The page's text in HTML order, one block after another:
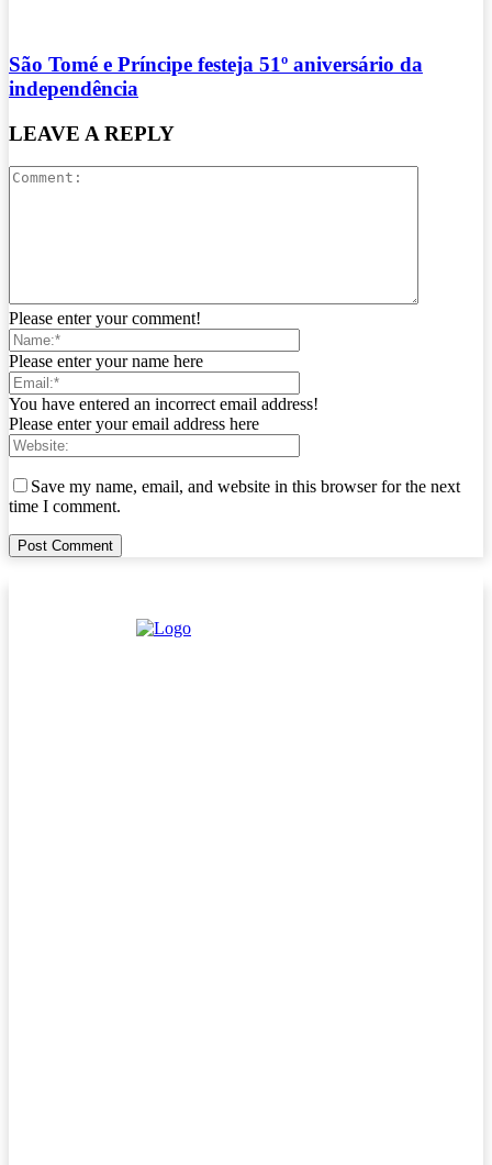
São Tomé e Príncipe festeja 51º aniversário da
independência
LEAVE A REPLY
Please enter your comment!
Please enter your name here
You have entered an incorrect email address!
Please enter your email address here
Save my name, email, and website in this browser for the next
time I comment.